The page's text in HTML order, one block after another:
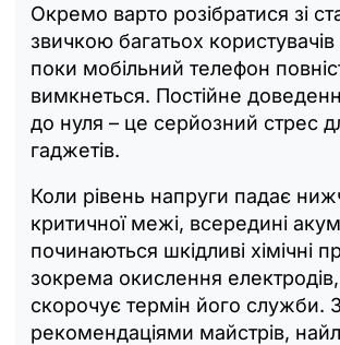
Окремо варто розібратися зі
звичкою багатьох користувачів
поки мобільний телефон
вимкнеться. Постійне
до нуля – це серйозний стрес
гаджетів.
Коли рівень напруги падає
критичної межі, всередині
починаються шкідливі хімічні
зокрема окислення
скорочує термін його служби.
рекомендаціями майстрів,